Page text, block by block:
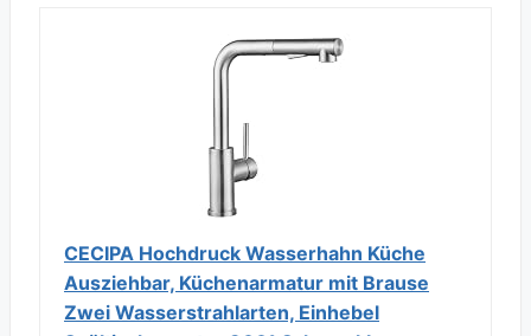
CECIPA Hochdruck Wasserhahn Küche
Ausziehbar, Küchenarmatur mit Brause
Zwei Wasserstrahlarten, Einhebel